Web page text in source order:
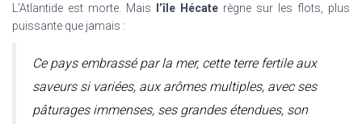
L’Atlantide est morte. Mais l’île Hécate règne sur les flots, plus
puissante que jamais :
Ce pays embrassé par la mer, cette terre fertile aux
saveurs si variées, aux arômes multiples, avec ses
pâturages immenses, ses grandes étendues, son